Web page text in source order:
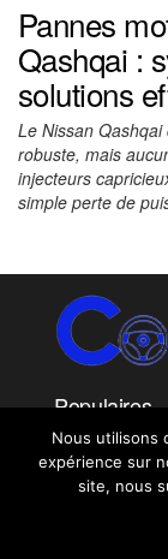
Pannes
Qashqai :
solutions
Le Nissan
robuste, mais
injecteurs
simple perte de
Populaires
ComCom -
Nous utilisons
expérience sur
site, nous